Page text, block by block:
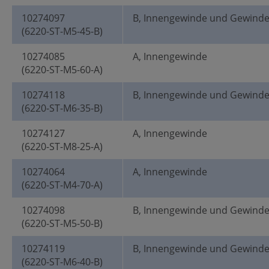
10274097
(6220-ST-M5-45-B)
B, Innengewinde und
10274085
(6220-ST-M5-60-A)
A, Innengewinde
10274118
(6220-ST-M6-35-B)
B, Innengewinde und
10274127
(6220-ST-M8-25-A)
A, Innengewinde
10274064
(6220-ST-M4-70-A)
A, Innengewinde
10274098
(6220-ST-M5-50-B)
B, Innengewinde und
10274119
(6220-ST-M6-40-B)
B, Innengewinde und